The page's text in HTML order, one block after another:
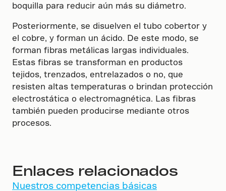
boquilla para reducir aún más su diámetro.
Posteriormente, se disuelven el tubo cobertor y
el cobre, y forman un ácido. De este modo, se
forman fibras metálicas largas individuales.
Estas fibras se transforman en productos
tejidos, trenzados, entrelazados o no, que
resisten altas temperaturas o brindan protección
electrostática o electromagnética. Las fibras
también pueden producirse mediante otros
procesos.
Enlaces relacionados
Nuestros competencias básicas